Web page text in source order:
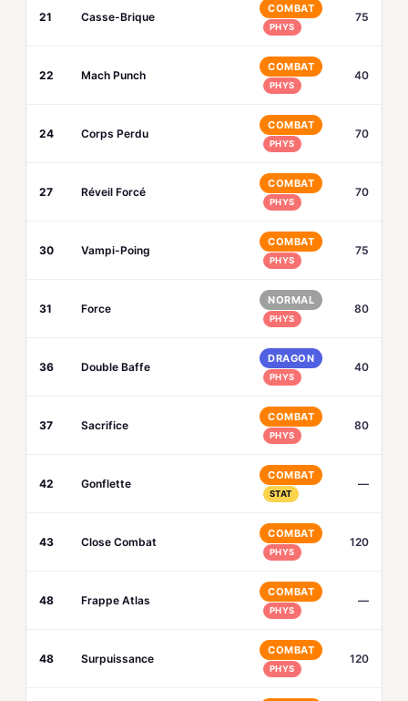
21 Casse-Brique
COMBAT
PHYS
75
22 Mach Punch
COMBAT
PHYS
40
24 Corps Perdu
COMBAT
PHYS
70
27 Réveil Forcé
COMBAT
PHYS
70
30 Vampi-Poing
COMBAT
PHYS
75
31 Force
NORMAL
PHYS
80
36 Double Baffe
DRAGON
PHYS
40
37 Sacrifice
COMBAT
PHYS
80
42 Gonflette
COMBAT
STAT
—
43 Close Combat
COMBAT
PHYS
120
48 Frappe Atlas
COMBAT
PHYS
—
48 Surpuissance
COMBAT
PHYS
120